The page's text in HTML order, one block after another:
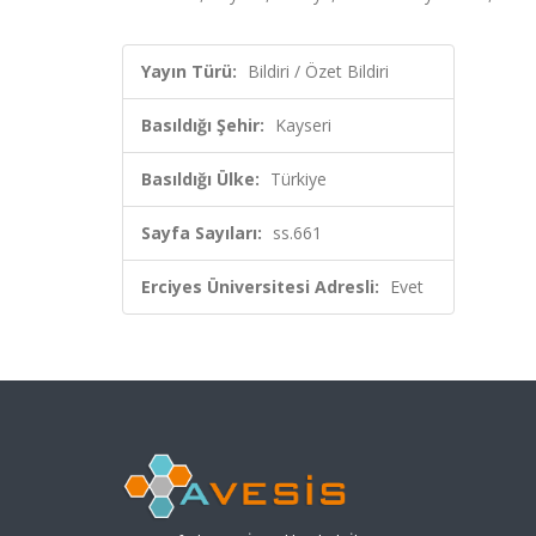
Yayın Türü: Bildiri / Özet Bildiri
Basıldığı Şehir: Kayseri
Basıldığı Ülke: Türkiye
Sayfa Sayıları: ss.661
Erciyes Üniversitesi Adresli: Evet